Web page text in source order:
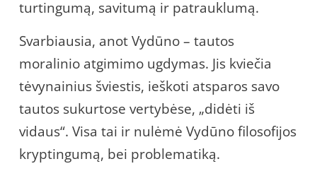
turtingumą, savitumą ir patrauklumą.
Svarbiausia, anot Vydūno – tautos
moralinio atgimimo ugdymas. Jis kviečia
tėvynainius šviestis, ieškoti atsparos savo
tautos sukurtose vertybėse, „didėti iš
vidaus“. Visa tai ir nulėmė Vydūno filosofijos
kryptingumą, bei problematiką.